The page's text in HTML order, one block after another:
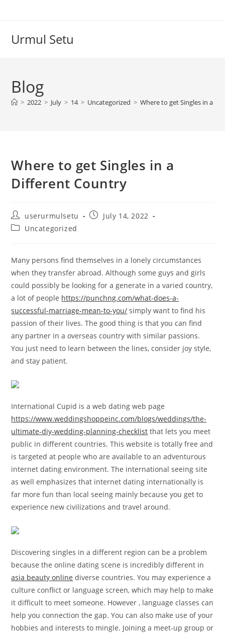
Urmul Setu
Blog
> 2022 > July > 14 > Uncategorized > Where to get Singles in a
Where to get Singles in a
Different Country
Post
author:
userurmulsetu
PostJuly 14, 2022
PostUncategorized
Many persons find themselves in a lonely circumstances
when they transfer abroad. Although some guys and girls
could possibly be looking for a generate in a varied country,
a lot of people https://punchng.com/what-does-a-
successful-marriage-mean-to-you/ simply want to find his
passion of their lives. The good thing is that you can find
any partner in a overseas country with similar passions.
You just need to learn between the lines, consider joy style,
and stay patient.
International Cupid is a web dating web page
https://www.weddingshoppeinc.com/blogs/weddings/the-
ultimate-diy-wedding-planning-checklist that lets you meet
public in different countries. This website is totally free and
is targeted at people who are available to an adventurous
internet dating environment. The international seeing site
as well emphasizes that internet dating internationally is
far more fun than local seeing mainly because you get to
experience new civilizations and travel around.
Discovering singles in a different region can be a problem
because the online dating scene is incredibly different in
asia beauty online diverse countries. You may experience a
culture conflict or language screen, which may help to make
it difficult to meet someone. However , language classes can
help you connection the gap. You can also make use of your
hobbies and interests to mingle. Joining a meet-up group or